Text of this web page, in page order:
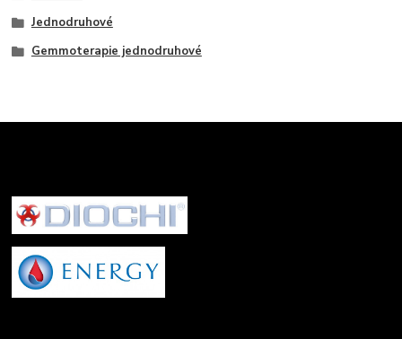
Jednodruhové
Gemmoterapie jednodruhové